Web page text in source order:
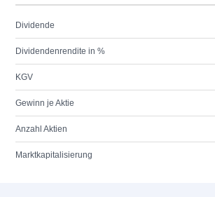
Dividende
Dividendenrendite in %
KGV
Gewinn je Aktie
Anzahl Aktien
Marktkapitalisierung